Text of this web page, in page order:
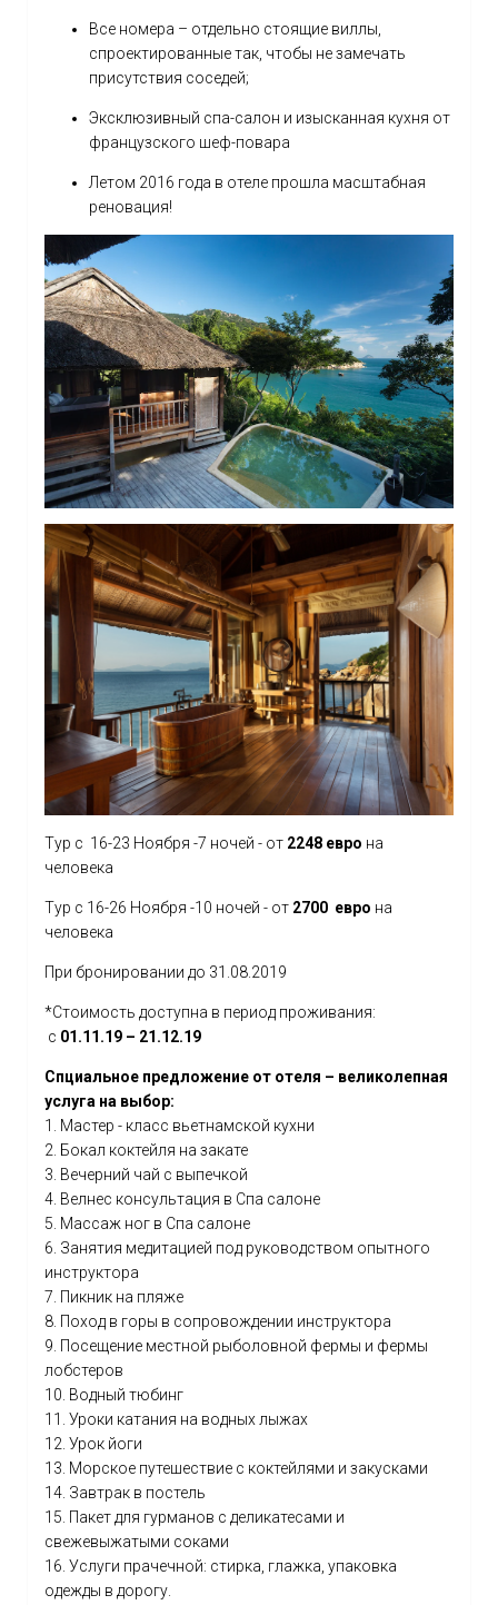
Все номера – отдельно стоящие виллы,
спроектированные так, чтобы не замечать
присутствия соседей;
Эксклюзивный спа-салон и изысканная кухня от
французского шеф-повара
Летом 2016 года в отеле прошла масштабная
реновация!
Тур с 16-23 Ноября -7 ночей - от 2248 евро на
человека
Тур с 16-26 Ноября -10 ночей - от 2700 евро на
человека
При бронировании до 31.08.2019
*Стоимость доступна в период проживания:
с 01.11.19 – 21.12.19
Спциальное предложение от отеля – великолепная
услуга на выбор:
1. Мастер - класс вьетнамской кухни
2. Бокал коктейля на закате
3. Вечерний чай с выпечкой
4. Велнес консультация в Спа салоне
5. Массаж ног в Спа салоне
6. Занятия медитацией под руководством опытного
инструктора
7. Пикник на пляже
8. Поход в горы в сопровождении инструктора
9. Посещение местной рыболовной фермы и фермы
лобстеров
10. Водный тюбинг
11. Уроки катания на водных лыжах
12. Урок йоги
13. Морское путешествие с коктейлями и закусками
14. Завтрак в постель
15. Пакет для гурманов с деликатесами и
свежевыжатыми соками
16. Услуги прачечной: стирка, глажка, упаковка
одежды в дорогу.